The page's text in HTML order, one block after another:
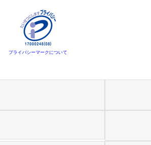
プライバシーマークについて